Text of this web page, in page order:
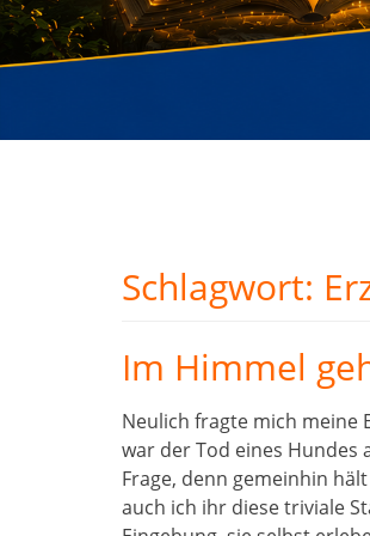
Schlagwort:
Im Himmel
Neulich fragte mich meine
war der Tod eines Hundes
Frage, denn gemeinhin
auch ich ihr diese triviale